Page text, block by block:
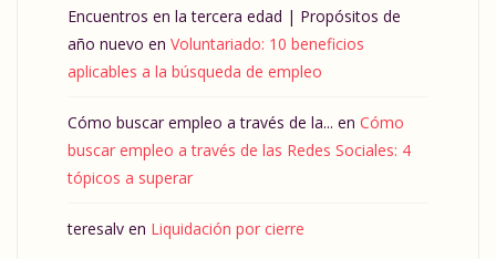
Encuentros en la tercera edad | Propósitos de
año nuevo en Voluntariado: 10 beneficios
aplicables a la búsqueda de empleo
Cómo buscar empleo a través de la... en Cómo
buscar empleo a través de las Redes Sociales: 4
tópicos a superar
teresalv en Liquidación por cierre